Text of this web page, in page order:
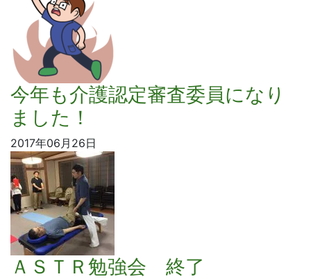
今年も介護認定審査委員になり
ました！
2017年06月26日
ＡＳＴＲ勉強会 終了